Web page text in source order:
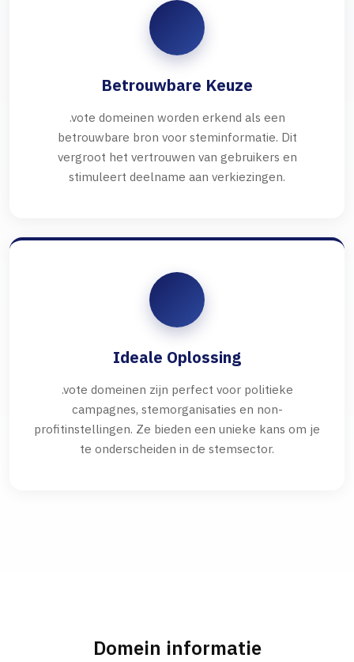
Betrouwbare Keuze
.vote domeinen worden erkend als een
betrouwbare bron voor steminformatie. Dit
vergroot het vertrouwen van gebruikers en
stimuleert deelname aan verkiezingen.
Ideale Oplossing
.vote domeinen zijn perfect voor politieke
campagnes, stemorganisaties en non-
profitinstellingen. Ze bieden een unieke kans om je
te onderscheiden in de stemsector.
Domein informatie